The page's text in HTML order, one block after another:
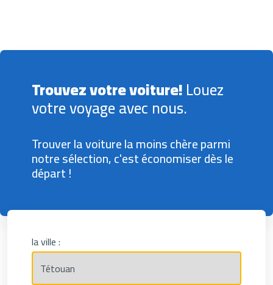
Trouvez votre voiture!Louez
votre voyage avec nous.
Trouver la voiture la moins chère parmi
notre sélection, c'est économiser dès le
départ !
la ville :